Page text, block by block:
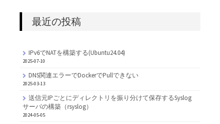
最近の投稿
IPv6でNATを構築する(Ubuntu24.04)
2025-07-10
DNS関連エラーでDockerでPullできない
2025-03-13
送信元IPごとにディレクトリを振り分けて保存するSyslog
サーバの構築（rsyslog）
2024-05-05